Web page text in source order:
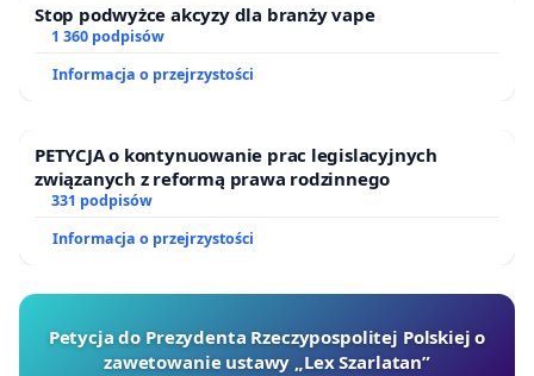
Stop podwyżce akcyzy dla branży vape
1 360 podpisów
Informacja o przejrzystości
PETYCJA o kontynuowanie prac legislacyjnych
związanych z reformą prawa rodzinnego
331 podpisów
Informacja o przejrzystości
Petycja do Prezydenta Rzeczypospolitej Polskiej o
zawetowanie ustawy „Lex Szarlatan”